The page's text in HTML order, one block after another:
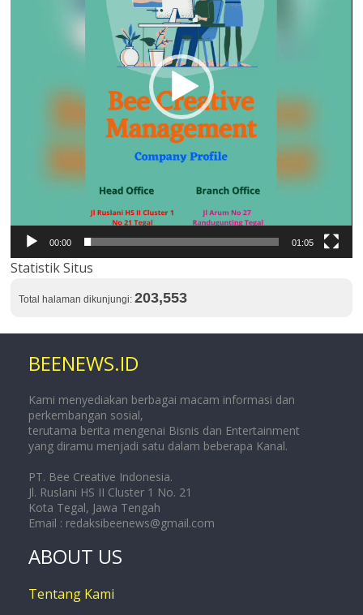
00:00 01:05
Statistik Situs
Total halaman dikunjungi:203,553
BEENEWS.ID
Kami menyediakan berbagai macam informasi dan
perkembangan sosial,
terutama berita mengenai Bisnis dan Entertainment
yang diramu menjadi satu dalam beberapa Kanal.
PT. Bee Creative Indonesia.
Jl. Ruslani HS II Cluster 1 No. 21
Kota Tegal, Jawa Tengah
Email : redaksibeenews@gmail.com
ABOUT US
Tentang Kami